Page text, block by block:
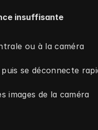
insuffisante
ou à la caméra
se déconnecte
images de la caméra